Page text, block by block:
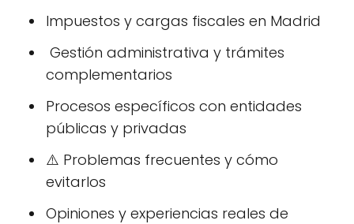
Impuestos y cargas fiscales en Madrid
️ Gestión administrativa y trámites
complementarios
Procesos específicos con entidades
públicas y privadas
⚠️ Problemas frecuentes y cómo
evitarlos
Opiniones y experiencias reales de